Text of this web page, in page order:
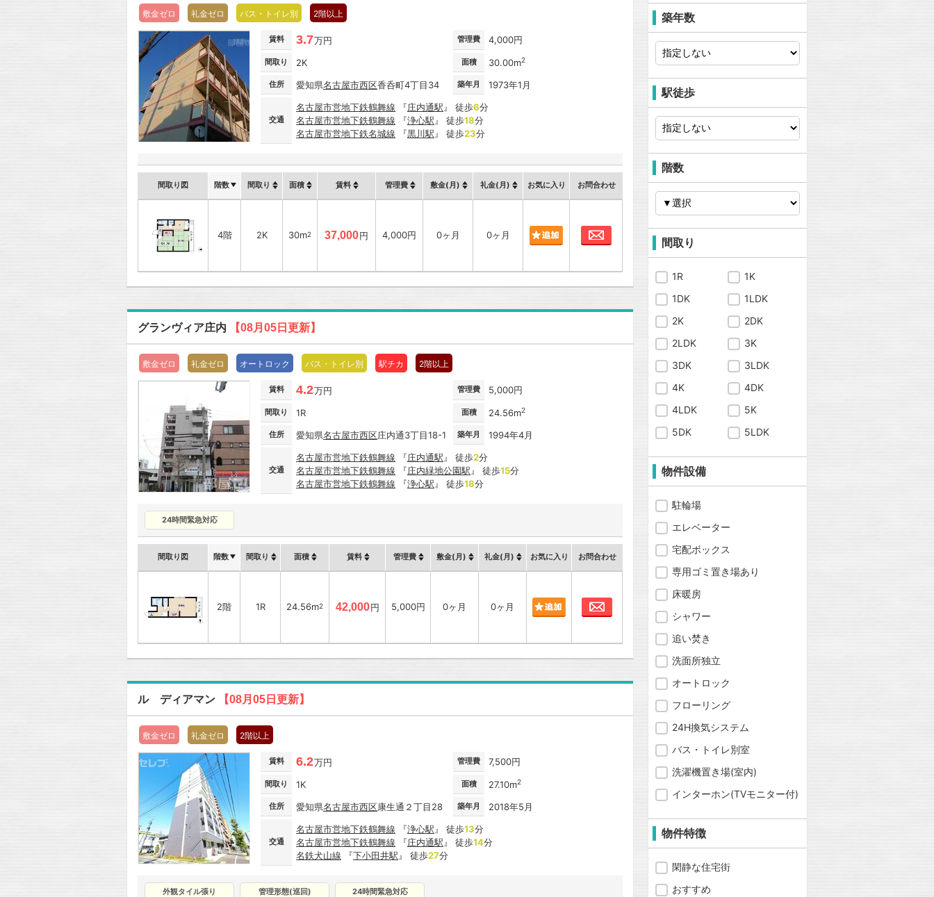
敷金ゼロ 礼金ゼロ バス・トイレ別 2階以上
賃料 3.7万円 管理費 4,000円
間取り 2K 面積 30.00m2
住所 愛知県名古屋市西区香呑町4丁目34 築年月 1973年1月
交通
名古屋市営地下鉄鶴舞線 『庄内通駅 』 徒歩6分
名古屋市営地下鉄鶴舞線 『浄心駅 』 徒歩18分
名古屋市営地下鉄名城線 『黒川駅 』 徒歩23分
間取り図 階数 間取り 面積 賃料 管理費 敷金(月) 礼金(月) お気に入り お問合わせ
4階 2K 30m2 37,000円 4,000円 0ヶ月 0ヶ月 お問合わせ
グランヴィア庄内 【08月05日更新】
敷金ゼロ 礼金ゼロ オートロック バス・トイレ別 駅チカ 2階以上
賃料 4.2万円 管理費 5,000円
間取り 1R 面積 24.56m2
住所 愛知県名古屋市西区庄内通3丁目18-1 築年月 1994年4月
交通
名古屋市営地下鉄鶴舞線 『庄内通駅 』 徒歩2分
名古屋市営地下鉄鶴舞線 『庄内緑地公園駅 』 徒歩15分
名古屋市営地下鉄鶴舞線 『浄心駅 』 徒歩18分
24時間緊急対応
間取り図 階数 間取り 面積 賃料 管理費 敷金(月) 礼金(月) お気に入り お問合わせ
2階 1R 24.56m2 42,000円 5,000円 0ヶ月 0ヶ月 お問合わせ
ル ディアマン 【08月05日更新】
敷金ゼロ 礼金ゼロ 2階以上
賃料 6.2万円 管理費 7,500円
間取り 1K 面積 27.10m2
住所 愛知県名古屋市西区康生通２丁目28 築年月 2018年5月
交通
名古屋市営地下鉄鶴舞線 『浄心駅 』 徒歩13分
名古屋市営地下鉄鶴舞線 『庄内通駅 』 徒歩14分
名鉄犬山線 『下小田井駅 』 徒歩27分
外観タイル張り 管理形態(巡回) 24時間緊急対応
築年数
駅徒歩
階数
間取り
1R
1K
1DK
1LDK
2K
2DK
2LDK
3K
3DK
3LDK
4K
4DK
4LDK
5K
5DK
5LDK
物件設備
駐輪場
エレベーター
宅配ボックス
専用ゴミ置き場あり
床暖房
シャワー
追い焚き
洗面所独立
オートロック
フローリング
24H換気システム
バス・トイレ別室
洗濯機置き場(室内)
インターホン(TVモニター付)
物件特徴
閑静な住宅街
おすすめ